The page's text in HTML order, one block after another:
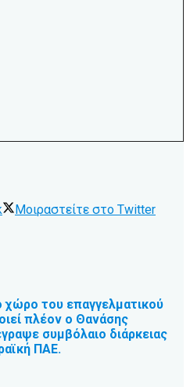
Μοιραστείτε στο Twitter
του επαγγελματικού
πλέον ο Θανάσης
συμβόλαιο διάρκειας
ΠΑΕ.